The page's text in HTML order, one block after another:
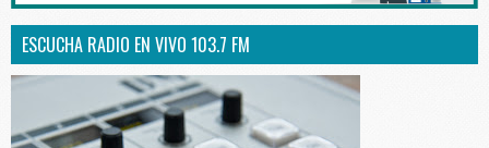
ESCUCHA RADIO EN VIVO 103.7 FM